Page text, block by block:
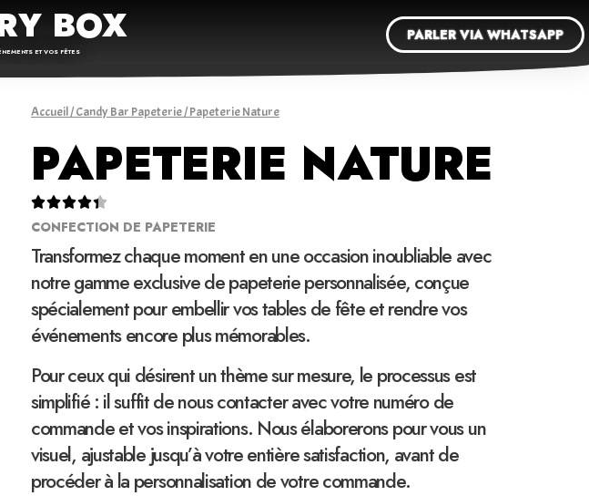
BOX
ET VOS FÊTES
PARLER VIA WHATSAPP
Accueil/Candy Bar Papeterie/ Papeterie Nature
PAPETERIE NATURE

CONFECTION DE PAPETERIE
Transformez chaque moment en une occasion inoubliable avec
notre gamme exclusive de papeterie personnalisée, conçue
spécialement pour embellir vos tables de fête et rendre vos
événements encore plus mémorables.
Pour ceux qui désirent un thème sur mesure, le processus est
simplifié : il suffit de nous contacter avec votre numéro de
commande et vos inspirations. Nous élaborerons pour vous un
visuel, ajustable jusqu’à votre entière satisfaction, avant de
procéder à la personnalisation de votre commande.